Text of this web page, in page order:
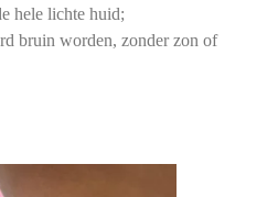
hele lichte huid;
bruin worden, zonder zon of